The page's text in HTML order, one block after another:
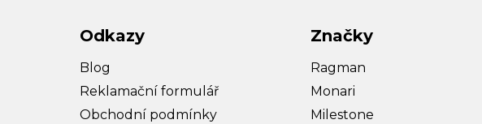
Odkazy
Blog
Reklamační formulář
Obchodní podmínky
Značky
Ragman
Monari
Milestone